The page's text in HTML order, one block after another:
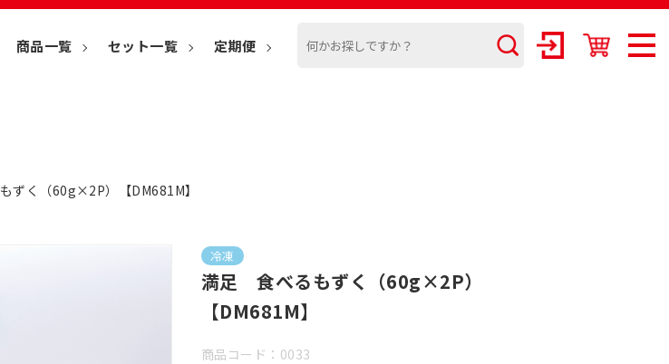
商品一覧 セット一覧 定期便
ずく（60g×2P）【DM681M】
冷凍
満足 食べるもずく（60g×2P）
【DM681M】
商品コード：0033